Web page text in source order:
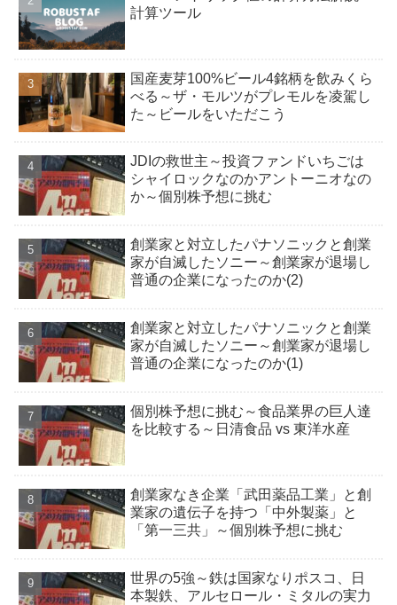
計算ツール
国産麦芽100%ビール4銘柄を飲みくら
べる～ザ・モルツがプレモルを凌駕し
た～ビールをいただこう
JDIの救世主～投資ファンドいちごは
シャイロックなのかアントーニオなの
か～個別株予想に挑む
創業家と対立したパナソニックと創業
家が自滅したソニー～創業家が退場し
普通の企業になったのか(2)
創業家と対立したパナソニックと創業
家が自滅したソニー～創業家が退場し
普通の企業になったのか(1)
個別株予想に挑む～食品業界の巨人達
を比較する～日清食品 vs 東洋水産
創業家なき企業「武田薬品工業」と創
業家の遺伝子を持つ「中外製薬」と
「第一三共」～個別株予想に挑む
世界の5強～鉄は国家なりポスコ、日
本製鉄、アルセロール・ミタルの実力